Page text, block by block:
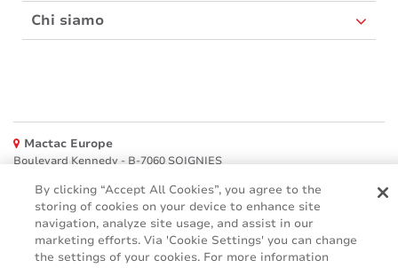
Chi siamo
Mactac Europe
Boulevard Kennedy - B-7060 SOIGNIES
Websites
Mactac creative awards
www.mactaccreativeawards.com
By clicking “Accept All Cookies”, you agree to the
storing of cookies on your device to enhance site
navigation, analyze site usage, and assist in our
marketing efforts. Via 'Cookie Settings' you can change
the settings of your cookies. For more information